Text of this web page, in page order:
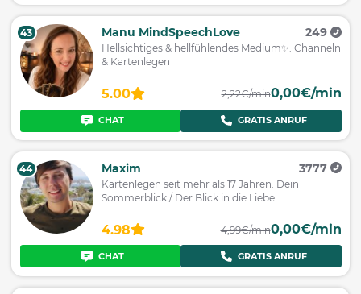
43 Manu MindSpeechLove 249
Hellsichtiges & hellfühlendes Medium✨️. Channeln
& Kartenlegen
5.00 2,22€/min0,00€/min
CHAT GRATIS ANRUF
44 Maxim 3777
Kartenlegen seit mehr als 17 Jahren. Dein
Sommerblick / Der Blick in die Liebe.
4.98 4,99€/min0,00€/min
CHAT GRATIS ANRUF